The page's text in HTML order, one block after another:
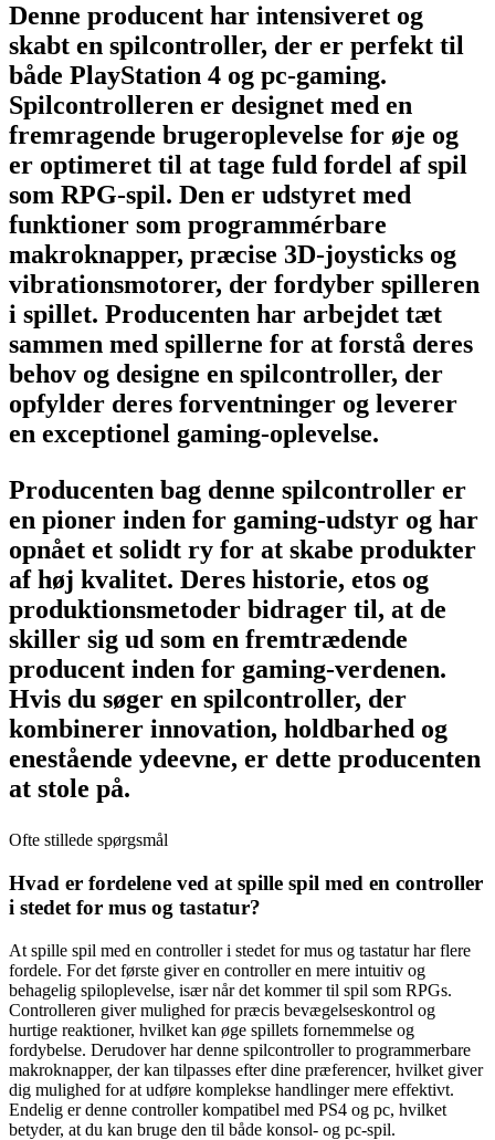
Denne producent har intensiveret og
skabt en spilcontroller, der er perfekt til
både PlayStation 4 og pc-gaming.
Spilcontrolleren er designet med en
fremragende brugeroplevelse for øje og
er optimeret til at tage fuld fordel af spil
som RPG-spil. Den er udstyret med
funktioner som programmérbare
makroknapper, præcise 3D-joysticks og
vibrationsmotorer, der fordyber spilleren
i spillet. Producenten har arbejdet tæt
sammen med spillerne for at forstå deres
behov og designe en spilcontroller, der
opfylder deres forventninger og leverer
en exceptionel gaming-oplevelse.
Producenten bag denne spilcontroller er
en pioner inden for gaming-udstyr og har
opnået et solidt ry for at skabe produkter
af høj kvalitet. Deres historie, etos og
produktionsmetoder bidrager til, at de
skiller sig ud som en fremtrædende
producent inden for gaming-verdenen.
Hvis du søger en spilcontroller, der
kombinerer innovation, holdbarhed og
enestående ydeevne, er dette producenten
at stole på.
Ofte stillede spørgsmål
Hvad er fordelene ved at spille spil med en controller
i stedet for mus og tastatur?
At spille spil med en controller i stedet for mus og tastatur har flere
fordele. For det første giver en controller en mere intuitiv og
behagelig spiloplevelse, især når det kommer til spil som RPGs.
Controlleren giver mulighed for præcis bevægelseskontrol og
hurtige reaktioner, hvilket kan øge spillets fornemmelse og
fordybelse. Derudover har denne spilcontroller to programmerbare
makroknapper, der kan tilpasses efter dine præferencer, hvilket giver
dig mulighed for at udføre komplekse handlinger mere effektivt.
Endelig er denne controller kompatibel med PS4 og pc, hvilket
betyder, at du kan bruge den til både konsol- og pc-spil.